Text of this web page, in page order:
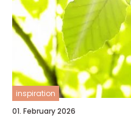
inspiration
01. February 2026